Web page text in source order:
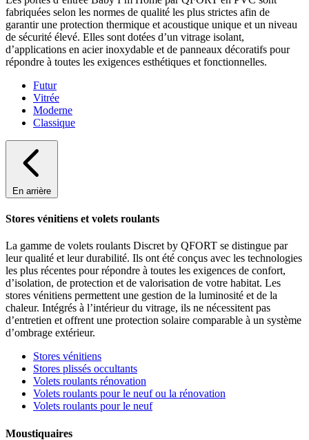
fabriquées selon les normes de qualité les plus strictes afin de
garantir une protection thermique et acoustique unique et un niveau
de sécurité élevé. Elles sont dotées d’un vitrage isolant,
d’applications en acier inoxydable et de panneaux décoratifs pour
répondre à toutes les exigences esthétiques et fonctionnelles.
Futur
Vitrée
Moderne
Classique
En arrière
Stores vénitiens et volets roulants
La gamme de volets roulants Discret by QFORT se distingue par
leur qualité et leur durabilité. Ils ont été conçus avec les technologies
les plus récentes pour répondre à toutes les exigences de confort,
d’isolation, de protection et de valorisation de votre habitat. Les
stores vénitiens permettent une gestion de la luminosité et de la
chaleur. Intégrés à l’intérieur du vitrage, ils ne nécessitent pas
d’entretien et offrent une protection solaire comparable à un système
d’ombrage extérieur.
Stores vénitiens
Stores plissés occultants
Volets roulants rénovation
Volets roulants pour le neuf ou la rénovation
Volets roulants pour le neuf
Moustiquaires